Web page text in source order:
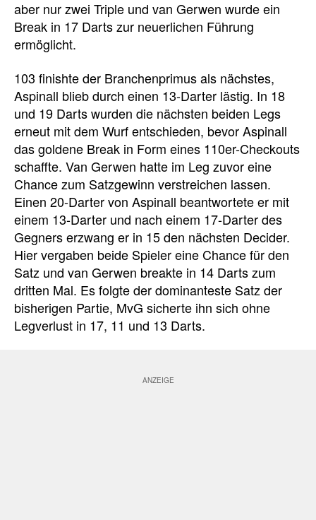
aber nur zwei Triple und van Gerwen wurde ein
Break in 17 Darts zur neuerlichen Führung
ermöglicht.
103 finishte der Branchenprimus als nächstes,
Aspinall blieb durch einen 13-Darter lästig. In 18
und 19 Darts wurden die nächsten beiden Legs
erneut mit dem Wurf entschieden, bevor Aspinall
das goldene Break in Form eines 110er-Checkouts
schaffte. Van Gerwen hatte im Leg zuvor eine
Chance zum Satzgewinn verstreichen lassen.
Einen 20-Darter von Aspinall beantwortete er mit
einem 13-Darter und nach einem 17-Darter des
Gegners erzwang er in 15 den nächsten Decider.
Hier vergaben beide Spieler eine Chance für den
Satz und van Gerwen breakte in 14 Darts zum
dritten Mal. Es folgte der dominanteste Satz der
bisherigen Partie, MvG sicherte ihn sich ohne
Legverlust in 17, 11 und 13 Darts.